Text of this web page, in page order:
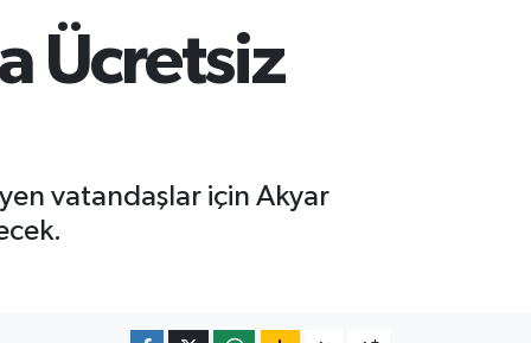
Ücretsiz
vatandaşlar için Akyar